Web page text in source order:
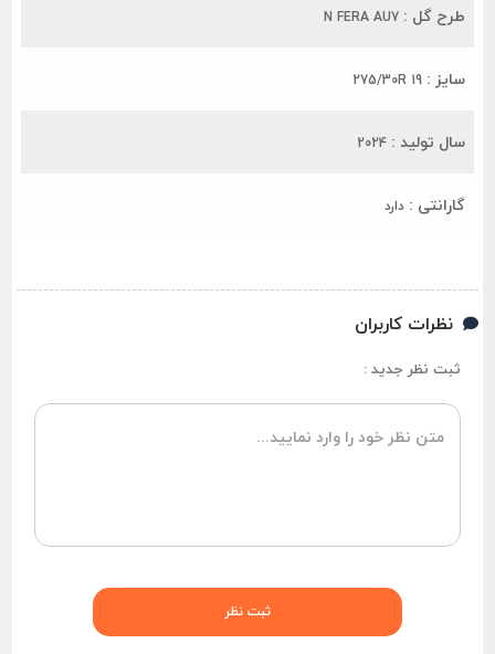
طرح گل : N FERA AU7
سایز : 275/30R 19
سال تولید : 2024
گارانتی : دارد
نظرات کاربران
ثبت نظر جدید :